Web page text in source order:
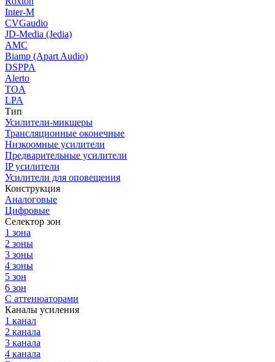
Inter-M
CVGaudio
JD-Media (Jedia)
AMC
Biamp (Apart Audio)
DSPPA
Alerto
TOA
LPA
Тип
Усилители-микшеры
Трансляционные оконечные
Низкоомные усилители
Предварительные усилители
IP усилители
Усилители для оповещения
Конструкция
Аналоговые
Цифровые
Селектор зон
1 зона
2 зоны
3 зоны
4 зоны
5 зон
6 зон
С аттенюаторами
Каналы усиления
1 канал
2 канала
3 канала
4 канала